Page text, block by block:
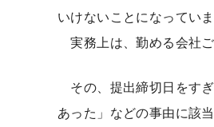
いけないことになっていま
実務上は、勤める会社
その、提出締切日をす
あった」などの事由に該